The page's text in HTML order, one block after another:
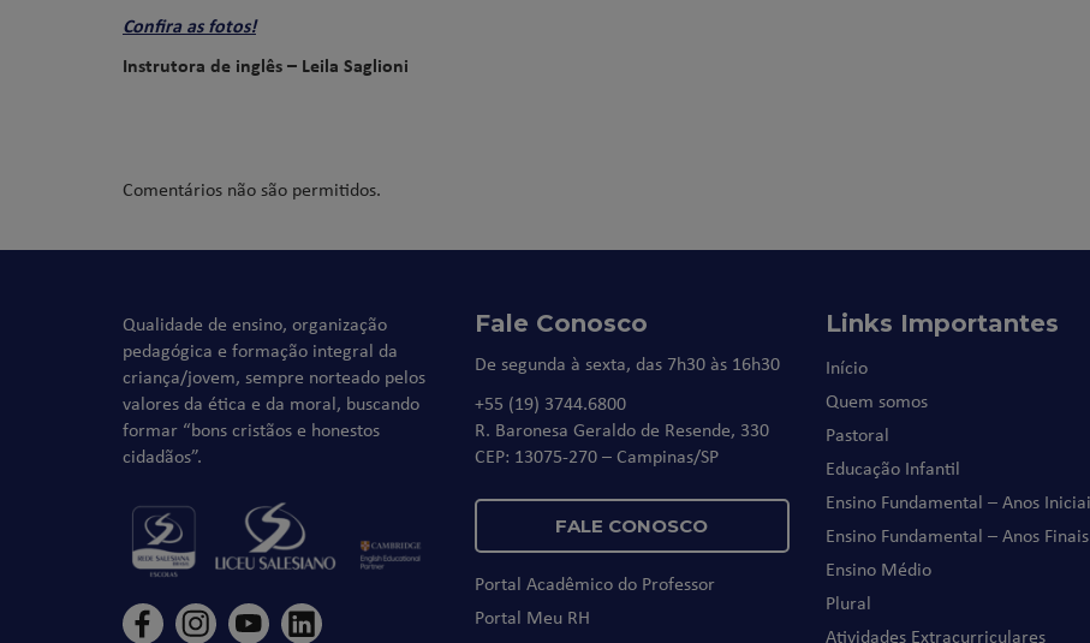
Confira as fotos!
Instrutora de inglês – Leila Saglioni
Comentários não são permitidos.
Qualidade de ensino, organização
pedagógica e formação integral da
criança/jovem, sempre norteado pelos
valores da ética e da moral, buscando
formar “bons cristãos e honestos
cidadãos”.
Fale Conosco
De segunda à sexta, das 7h30 às 16h30
+55 (19) 3744.6800
R. Baronesa Geraldo de Resende, 330
CEP: 13075-270 – Campinas/SP
FALE CONOSCO
Portal Acadêmico do Professor
Portal Meu RH
Links Importantes
Início
Quem somos
Pastoral
Educação Infantil
Ensino Fundamental – Anos
Ensino Fundamental – Anos Finais
Ensino Médio
Plural
Atividades Extracurriculares